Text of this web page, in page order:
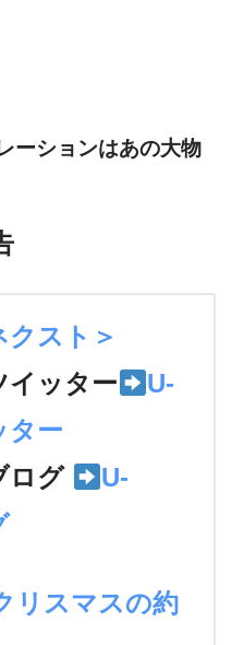
ーションはあの大物
クスト＞
イッター
U-
ター
ログ
U-
リスマスの約